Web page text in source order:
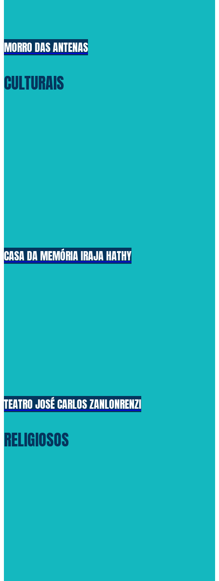
MORRO DAS ANTENAS
CULTURAIS
CASA DA MEMÓRIA IRAJA HATHY
TEATRO JOSÉ CARLOS ZANLONRENZI
RELIGIOSOS